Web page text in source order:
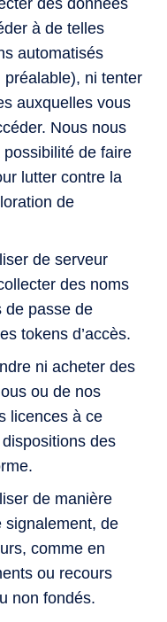
des données
à de telles
automatisés
ni tenter
auxquelles vous
Nous nous
de faire
lutter contre la
de
de serveur
des noms
de passe de
tokens d’accès.
ni acheter des
ou de nos
licences à ce
des
de manière
signalement, de
comme en
ou recours
non fondés.